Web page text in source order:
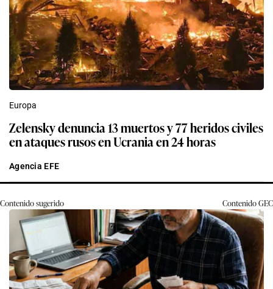
Europa
Zelensky denuncia 13 muertos y 77 heridos civiles
en ataques rusos en Ucrania en 24 horas
Agencia EFE
Contenido sugerido ContenidoGEC